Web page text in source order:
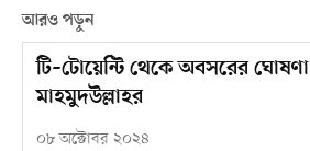
আরও পড়ুন
টি–টোয়েন্টি থেকে অবসরের ঘোষণা
মাহমুদউল্লাহর
০৮ অক্টোবর ২০২৪